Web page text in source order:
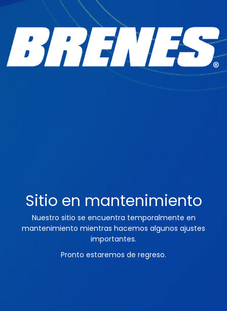
Sitio en mantenimiento
Nuestro sitio se encuentra temporalmente en
mantenimiento mientras hacemos algunos ajustes
importantes.
Pronto estaremos de regreso.